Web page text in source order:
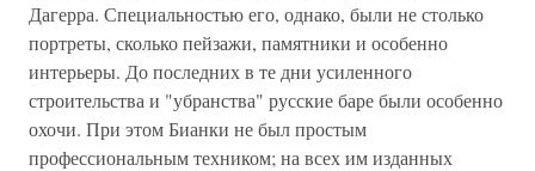
Дагерра. Специальностью его, однако, были не столько
портреты, сколько пейзажи, памятники и особенно
интерьеры. До последних в те дни усиленного
строительства и "убранства" русские баре были особенно
охочи. При этом Бианки не был простым
профессиональным техником; на всех им изданных